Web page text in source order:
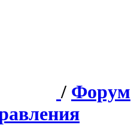
/ Форум